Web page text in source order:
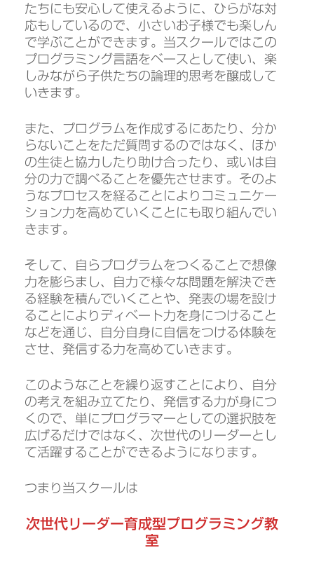
たちにも安心して使えるように、ひらがな対
応もしているので、小さいお子様でも楽しん
で学ぶことができます。当スクールではこの
プログラミング言語をベースとして使い、楽
しみながら子供たちの論理的思考を醸成して
いきます。
また、プログラムを作成するにあたり、分か
らないことをただ質問するのではなく、ほか
の生徒と協力したり助け合ったり、或いは自
分の力で調べることを優先させます。そのよ
うなプロセスを経ることによりコミュニケー
ション力を高めていくことにも取り組んでい
きます。
そして、自らプログラムをつくることで想像
力を膨らまし、自力で様々な問題を解決でき
る経験を積んでいくことや、発表の場を設け
ることによりディベート力を身につけること
などを通じ、自分自身に自信をつける体験を
させ、発信する力を高めていきます。
このようなことを繰り返すことにより、自分
の考えを組み立てたり、発信する力が身につ
くので、単にプログラマーとしての選択肢を
広げるだけではなく、次世代のリーダーとし
て活躍することができるようになります。
つまり当スクールは
次世代リーダー育成型プログラミング教
室